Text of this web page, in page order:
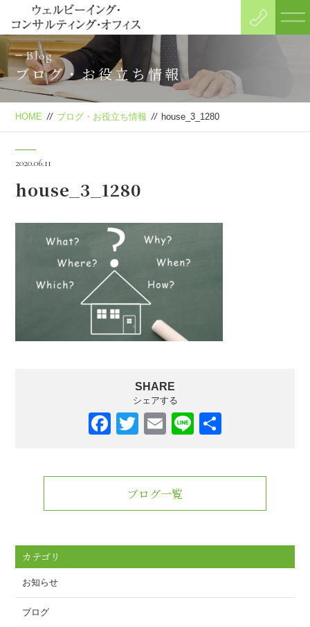
Blog
ブログ・お役立ち情報
HOME // ブログ・お役立ち情報 // house_3_1280
2020.06.11
house_3_1280
SHARE
シェアする
F
b
T
er
E
Li
ブログ一覧
カテゴリ
お知らせ
ブログ